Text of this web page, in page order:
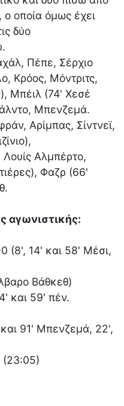
οποία όμως έχει
δύο
Πέπε, Σέρχιο
Κρόος, Μόντριτς,
Μπέιλ (74' Χεσέ
Μπενζεμά.
Αρίμπας, Σίντνεϊ,
Αλμπέρτο,
Φαζρ (66'
αγωνιστικής:
(8', 14' και 58' Μέσι,
Βάθκεθ)
και 59' πέν.
91' Μπενζεμά, 22',
(23:05)